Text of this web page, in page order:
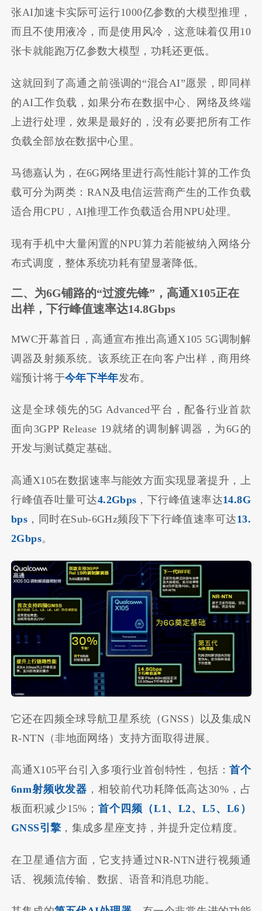
张AI加速卡实际可运行1000亿参数的大模型推理，
而且不使用液冷，而是使用风冷，这意味着仅用10
张卡就能跑万亿参数大模型，功耗还更低。
这就回到了高通之前强调的“混合AI”愿景，即同样
的AI工作负载，如果分布在数据中心、网络及终端
上进行处理，效果是最好的，没有必要把所有工作
负载全部放在数据中心里。
马德嘉认为，在6G网络里进行高性能计算的工作负
载可分为两类：RAN及电信运营商产生的工作负载
适合用CPU，AI推理工作负载适合用NPU处理。
现有手机中大量闲置的NPU算力若能被纳入网络分
布式调度，整体系统功耗有望显著降低。
二、为6G铺路的“过渡先锋”，高通X105正在
出样，下行峰值速率达14.8Gbps
MWC开幕首日，高通宣布推出高通X105 5G调制解
调器及射频系统。该系统正在向客户出样，商用终
端预计将于今年下半年发布。
这是全球领先的5G Advanced平台，配备行业首款
面向3GPP Release 19就绪的调制解调器，为6G的
开发与测试奠定基础。
高通X105在数据速率与能效方面实现显著提升，上
行峰值吞吐量可达4.2Gbps ，下行峰值速率达14.8G
bps ，同时在Sub-6GHz频段下下行峰值速率可达13.
2Gbps。
它还在四频全球导航卫星系统（GNSS）以及集成N
R-NTN（非地面网络）支持方面取得进展。
高通X105平台引入多项行业首创特性，包括：首个
6nm射频收发器 ，相较前代功耗降低高达30%，占
板面积减少15%； 首个四频（L1、L2、L5、L6）
GNSS引擎，集成多星座支持，并提升定位精度。
在卫星通信方面，它支持通过NR-NTN进行视频通
话、视频流传输、数据、语音和消息功能。